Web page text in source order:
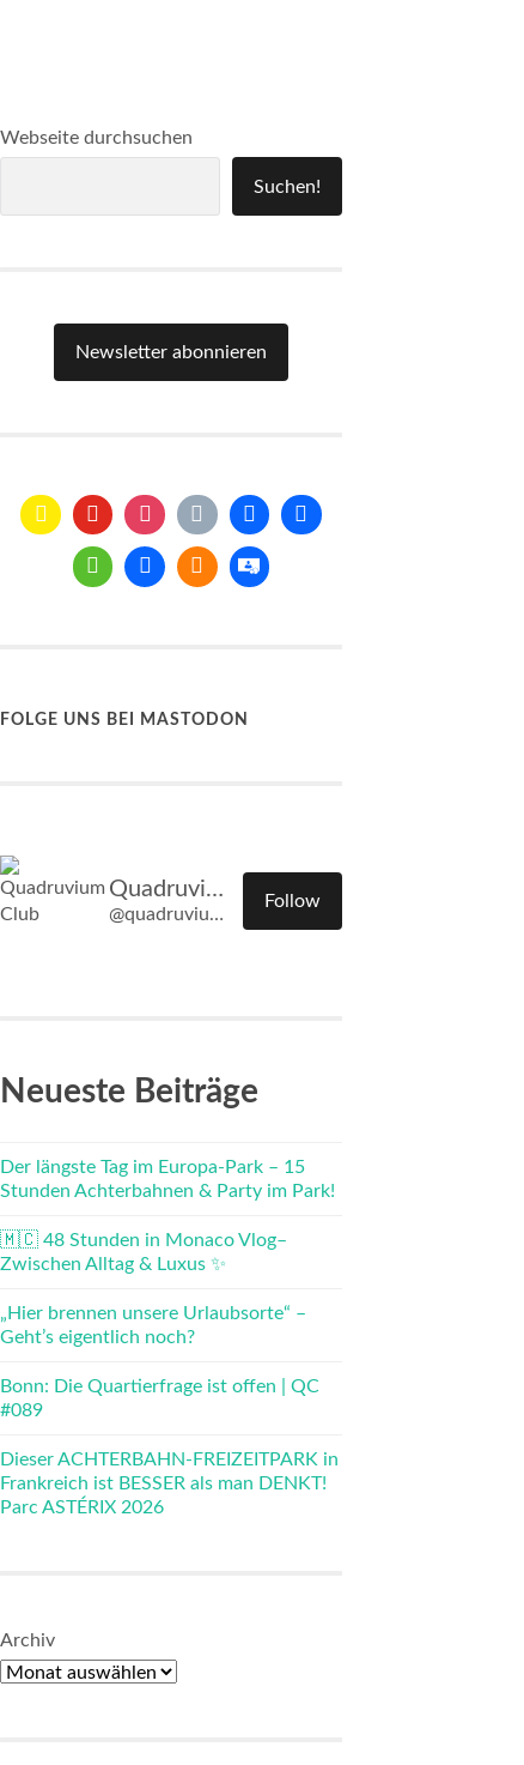
Webseite durchsuchen
Suchen!
Newsletter abonnieren
FOLGE UNS BEI MASTODON
Quadruvium Club
@quadruvium.club@quadruvium.club
Follow
Neueste Beiträge
Der längste Tag im Europa-Park – 15
Stunden Achterbahnen & Party im Park!
🇲🇨 48 Stunden in Monaco Vlog–
Zwischen Alltag & Luxus ✨
„Hier brennen unsere Urlaubsorte“ –
Geht’s eigentlich noch?
Bonn: Die Quartierfrage ist offen | QC
#089
Dieser ACHTERBAHN-FREIZEITPARK in
Frankreich ist BESSER als man DENKT!
Parc ASTÉRIX 2026
Archiv